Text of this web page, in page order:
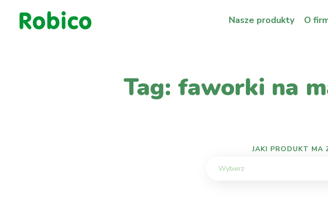
Nasze produkty O
Tag: faworki na
JAKI PRODUKT MA
Wybierz